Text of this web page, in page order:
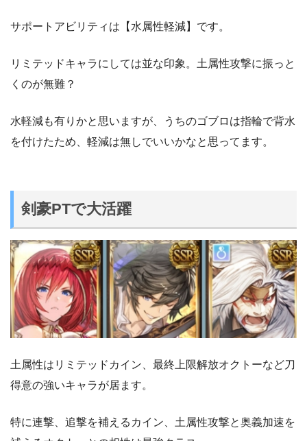
サポートアビリティは【水属性軽減】です。
リミテッドキャラにしては並な印象。土属性攻撃に振っと
くのが無難？
水軽減も有りかと思いますが、うちのゴブロは指輪で背水
を付けたため、軽減は無しでいいかなと思ってます。
剣豪PTで大活躍
土属性はリミテッドカイン、最終上限解放オクトーなど刀
得意の強いキャラが居ます。
特に連撃、追撃を補えるカイン、土属性攻撃と奥義加速を